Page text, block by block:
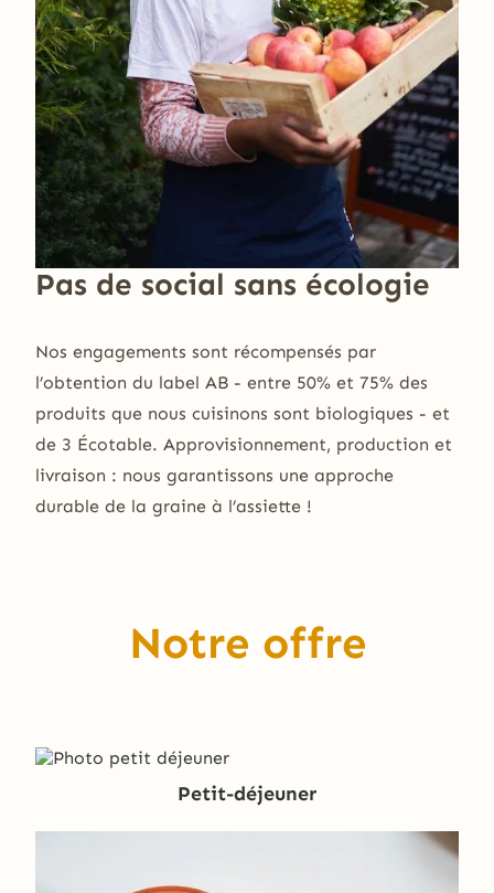
Pas de social sans écologie
Nos engagements sont récompensés par
l’obtention du label AB - entre 50% et 75% des
produits que nous cuisinons sont biologiques - et
de 3 Écotable. Approvisionnement, production et
livraison : nous garantissons une approche
durable de la graine à l’assiette !
Notre offre
Petit-déjeuner